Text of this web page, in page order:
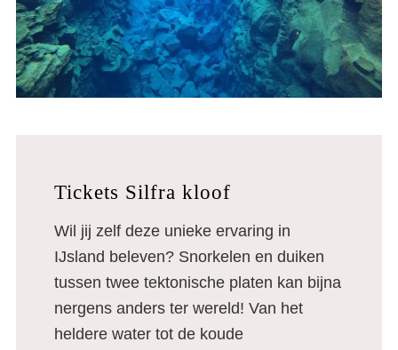
Tickets Silfra kloof
Wil jij zelf deze unieke ervaring in
IJsland beleven? Snorkelen en duiken
tussen twee tektonische platen kan bijna
nergens anders ter wereld! Van het
heldere water tot de koude